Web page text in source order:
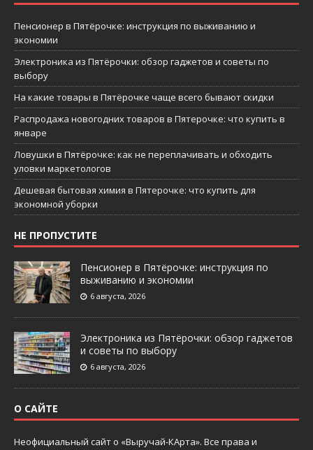
Пенсионер в Пятёрочке: инструкция по выживанию и
экономии
Электроника из Пятёрочки: обзор гаджетов и советы по
выбору
На какие товары в Пятёрочке чаще всего бывают скидки
Распродажа новогодних товаров в Пятерочке: что купить в
январе
Ловушки в Пятёрочке: как не переплачивать и обходить
уловки маркетологов
Дешевая бытовая химия в Пятерочке: что купить для
экономной уборки
НЕ ПРОПУСТИТЕ
Пенсионер в Пятёрочке: инструкция по
выживанию и экономии
6 августа, 2026
Электроника из Пятёрочки: обзор гаджетов
и советы по выбору
6 августа, 2026
О САЙТЕ
Неофициальный сайт о «Выручай-КАрта». Все права и